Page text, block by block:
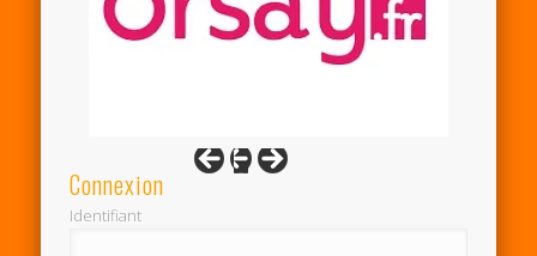
Connexion
Identifiant